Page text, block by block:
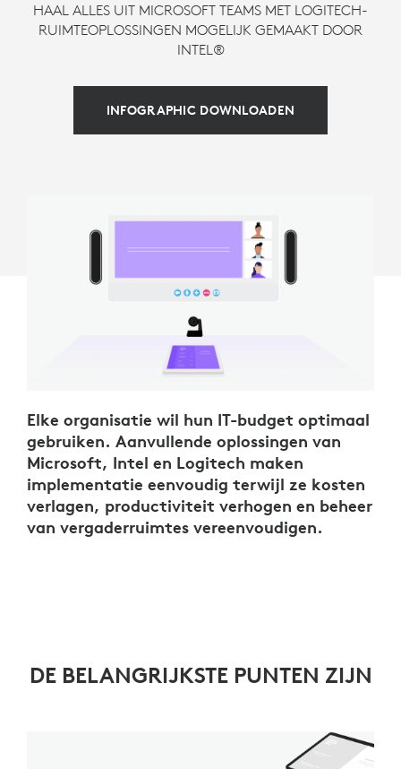
HAAL ALLES UIT MICROSOFT TEAMS MET LOGITECH-
RUIMTEOPLOSSINGEN MOGELIJK GEMAAKT DOOR
INTEL®
INFOGRAPHIC DOWNLOADEN
Elke organisatie wil hun IT-budget optimaal
gebruiken. Aanvullende oplossingen van
Microsoft, Intel en Logitech maken
implementatie eenvoudig terwijl ze kosten
verlagen, productiviteit verhogen en beheer
van vergaderruimtes vereenvoudigen.
DE BELANGRIJKSTE PUNTEN ZIJN